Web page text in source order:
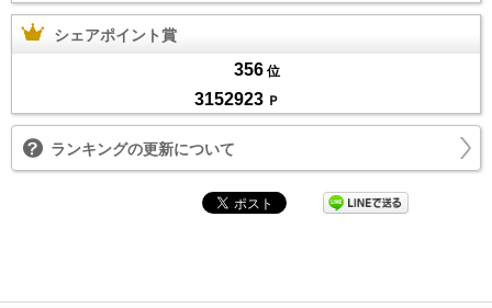
シェアポイント賞
356 位
3152923 Ｐ
ランキングの更新について